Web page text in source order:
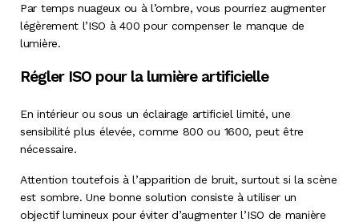
Par temps nuageux ou à l’ombre, vous pourriez augmenter
légèrement l’ISO à 400 pour compenser le manque de
lumière.
Régler ISO pour la lumière artificielle
En intérieur ou sous un éclairage artificiel limité, une
sensibilité plus élevée, comme 800 ou 1600, peut être
nécessaire.
Attention toutefois à l’apparition de bruit, surtout si la scène
est sombre. Une bonne solution consiste à utiliser un
objectif lumineux pour éviter d’augmenter l’ISO de manière